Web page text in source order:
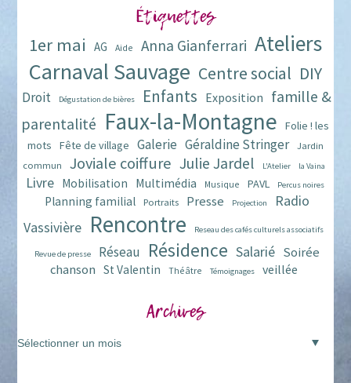
Étiquettes
1er mai AG Aide Anna Gianferrari Ateliers
Carnaval Sauvage Centre social DIY
Droit Dégustation de bières Enfants Exposition famille &
parentalité Faux-la-Montagne
Folie ! les
mots
Fête de village Galerie Géraldine Stringer
Jardin
commun
Joviale coiffure Julie Jardel L'Atelier la Vaina
Livre Mobilisation Multimédia Musique PAVL Percus noires
Planning familial Portraits Presse Projection
Radio
Vassivière Rencontre Reseau des cafés culturels associatifs
Revue de presse Réseau Résidence Salarié Soirée
chanson St Valentin Théâtre Témoignages veillée
Archives